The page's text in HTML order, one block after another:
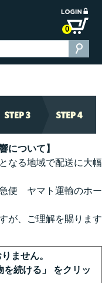
0
について】
なる地域で配送に大幅
便 ヤマト運輸のホー
が、ご理解を賜ります
ません。
続ける」 をクリッ